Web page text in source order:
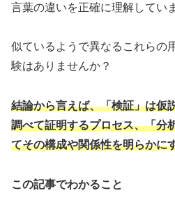
言葉の違いを正確に理解してい
似ているようで異なるこれらの
験はありませんか？
結論から言えば、「検証」は仮
調べて証明するプロセス、「分
てその構成や関係性を明らかに
この記事でわかること